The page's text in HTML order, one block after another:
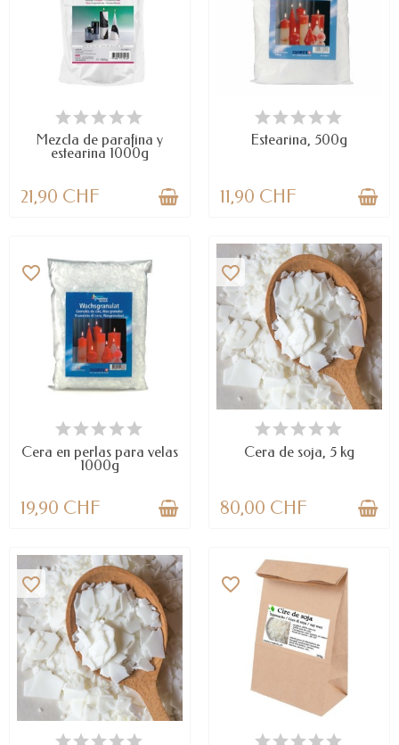
DISPONIBLE
Mezcla de parafina y
estearina 1000g
21,90 CHF
DISPONIBLE
Estearina, 500g
11,90 CHF
DISPONIBLE
favorite_border
Cera en perlas para velas
1000g
19,90 CHF
DISPONIBLE
favorite_border
Cera de soja, 5 kg
80,00 CHF
DISPONIBLE
favorite_border
DISPONIBLE
favorite_border